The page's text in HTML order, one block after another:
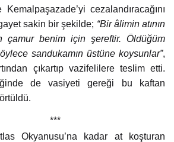
cezalandıracağını
sakin bir şekilde; “Bir âlimin atının
çamur benim için şereftir. Öldüğüm
sandukamın üstüne koysunlar”,
çıkartıp vazifelilere teslim etti.
de vasiyeti gereği bu kaftan
***
Okyanusu’na kadar at koşturan